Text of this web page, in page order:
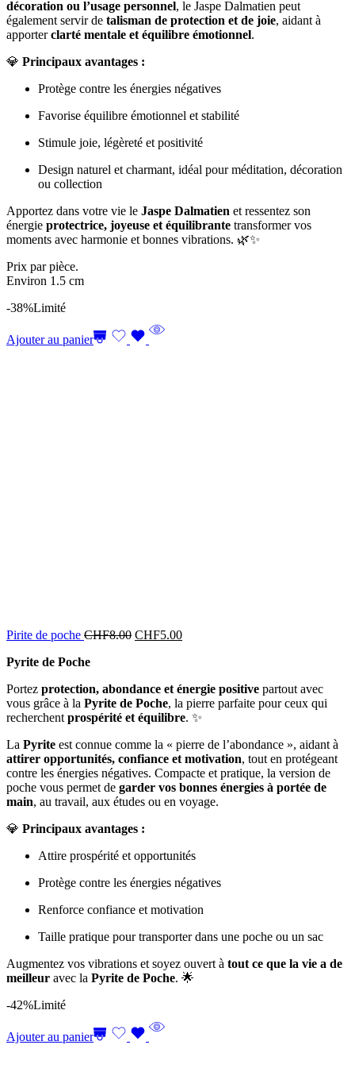
décoration ou l’usage personnel, le Jaspe Dalmatien peut
également servir de talisman de protection et de joie, aidant à
apporterclarté mentale et équilibre émotionnel.
💎 Principaux avantages :
Protège contre les énergies négatives
Favorise équilibre émotionnel et stabilité
Stimule joie, légèreté et positivité
Design naturel et charmant, idéal pour méditation, décoration
ou collection
Apportez dans votre vie le Jaspe Dalmatien et ressentez son
énergie protectrice, joyeuse et équilibrante transformer vos
moments avec harmonie et bonnes vibrations. 🌿✨
Prix par pièce.
Environ 1.5 cm
-38%Limité
Ajouter au panier
Pirite de poche CHF8.00 CHF5.00
Pyrite de Poche
Portez protection, abondance et énergie positive partout avec
vous grâce à la Pyrite de Poche, la pierre parfaite pour ceux qui
recherchent prospérité et équilibre. ✨
La Pyrite est connue comme la « pierre de l’abondance », aidant à
attirer opportunités, confiance et motivation, tout en protégeant
contre les énergies négatives. Compacte et pratique, la version de
poche vous permet de garder vos bonnes énergies à portée de
main, au travail, aux études ou en voyage.
💎 Principaux avantages :
Attire prospérité et opportunités
Protège contre les énergies négatives
Renforce confiance et motivation
Taille pratique pour transporter dans une poche ou un sac
Augmentez vos vibrations et soyez ouvert à tout ce que la vie a de
meilleur avec la Pyrite de Poche. 🌟
-42%Limité
Ajouter au panier